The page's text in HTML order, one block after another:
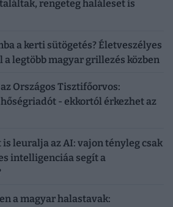
rengeteg haláleset is
a kerti sütögetés? Életveszélyes
a legtöbb magyar grillezés közben
Országos Tisztifőorvos:
- ekkortól érkezhet az
is leuralja az AI: vajon tényleg csak
intelligenciáa segít a
a magyar halastavak: